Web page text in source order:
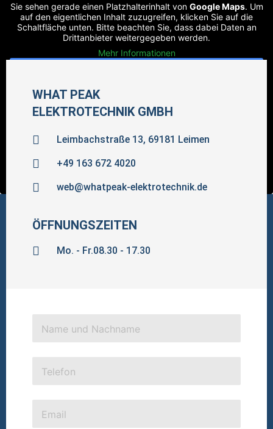
Sie sehen gerade einen Platzhalterinhalt von Google Maps. Um
auf den eigentlichen Inhalt zuzugreifen, klicken Sie auf die
Schaltfläche unten. Bitte beachten Sie, dass dabei Daten an
Drittanbieter weitergegeben werden.
Mehr Informationen
Erforderlichen Service akzeptieren und Inhalte
entsperren
WHAT PEAK
ELEKTROTECHNIK GMBH
Leimbachstraße 13, 69181 Leimen
+49 163 672 4020
web@whatpeak-elektrotechnik.de
ÖFFNUNGSZEITEN
Mo. - Fr.08.30 - 17.30